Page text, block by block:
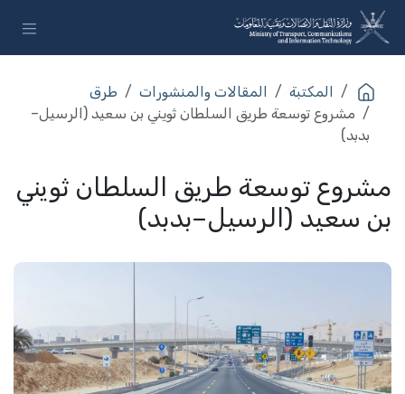
تخطي للذهاب إلى المحتوى
المكتبة المقالات والمنشورات
طرق
مشروع توسعة طريق السلطان ثويني بن سعيد (الرسيل–
بدبد)
مشروع توسعة طريق السلطان ثويني
بن سعيد (الرسيل–بدبد)